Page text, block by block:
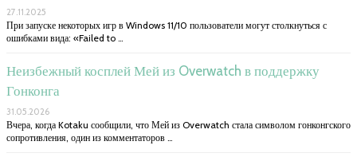
27.11.2025
При запуске некоторых игр в Windows 11/10 пользователи могут столкнуться с
ошибками вида: «Failed to …
Неизбежный косплей Мей из Overwatch в поддержку
Гонконга
31.05.2026
Вчера, когда Kotaku сообщили, что Мей из Overwatch стала символом гонконгского
сопротивления, один из комментаторов …